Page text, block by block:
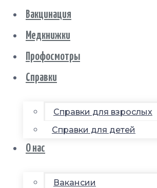
Вакцинация
Медкнижки
Профосмотры
Справки
Справки для взрослых
Справки для детей
О нас
Вакансии